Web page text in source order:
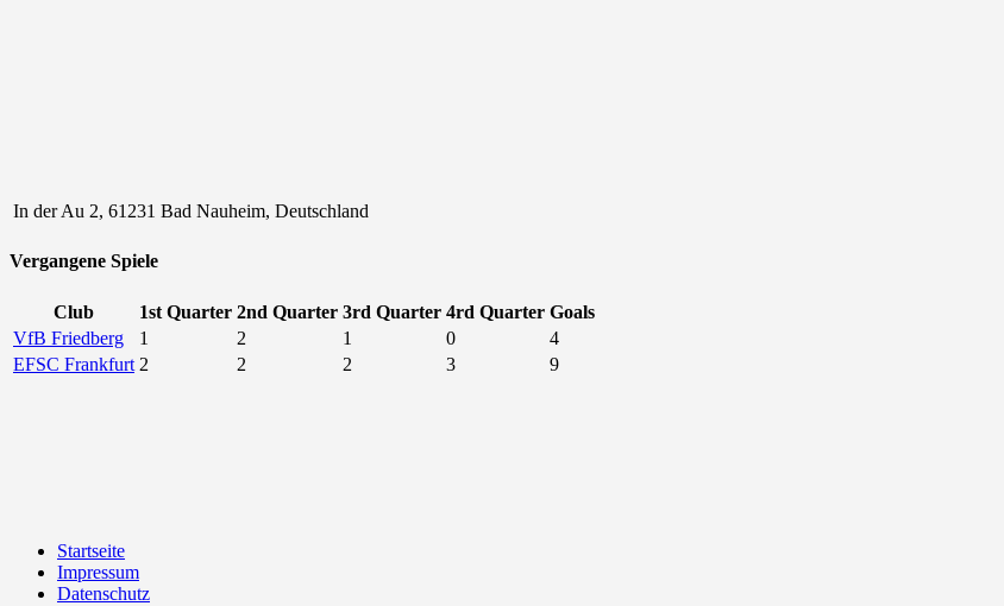
In der Au 2, 61231 Bad Nauheim, Deutschland
Vergangene Spiele
Club 1st Quarter 2nd Quarter 3rd Quarter 4rd Quarter Goals
VfB Friedberg
1 2 1 0
4
EFSC Frankfurt 2 2 2 3 9
Startseite
Impressum
Datenschutz